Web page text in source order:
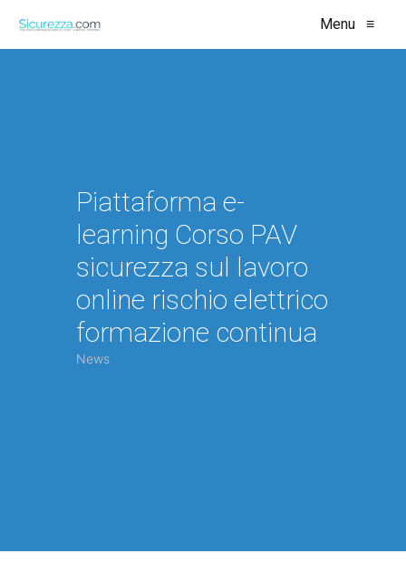
Menu ≡
Piattaforma e-
learning Corso PAV
sicurezza sul lavoro
online rischio elettrico
formazione continua
News